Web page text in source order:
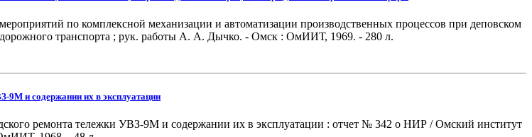
по комплексной механизации и автоматизации производственных процессов при деповском
транспорта ; рук. работы А. А. Дычко. - Омск : ОмИИТ, 1969. - 280 л.
9М и содержании их в эксплуатации
ремонта тележки УВЗ-9М и содержании их в эксплуатации : отчет № 342 о НИР / Омский институт